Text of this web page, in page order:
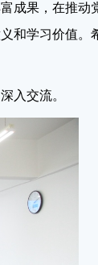
成果，在推动
和学习价值。
入交流。